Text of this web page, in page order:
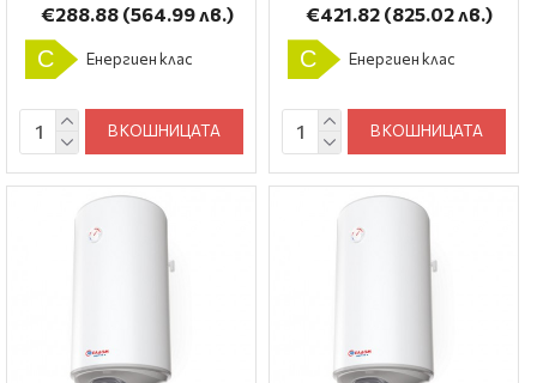
€288.88 (564.99 лв.)
C Енергиен клас
В КОШНИЦАТА
€421.82 (825.02 лв.)
C Енергиен клас
В КОШНИЦАТА